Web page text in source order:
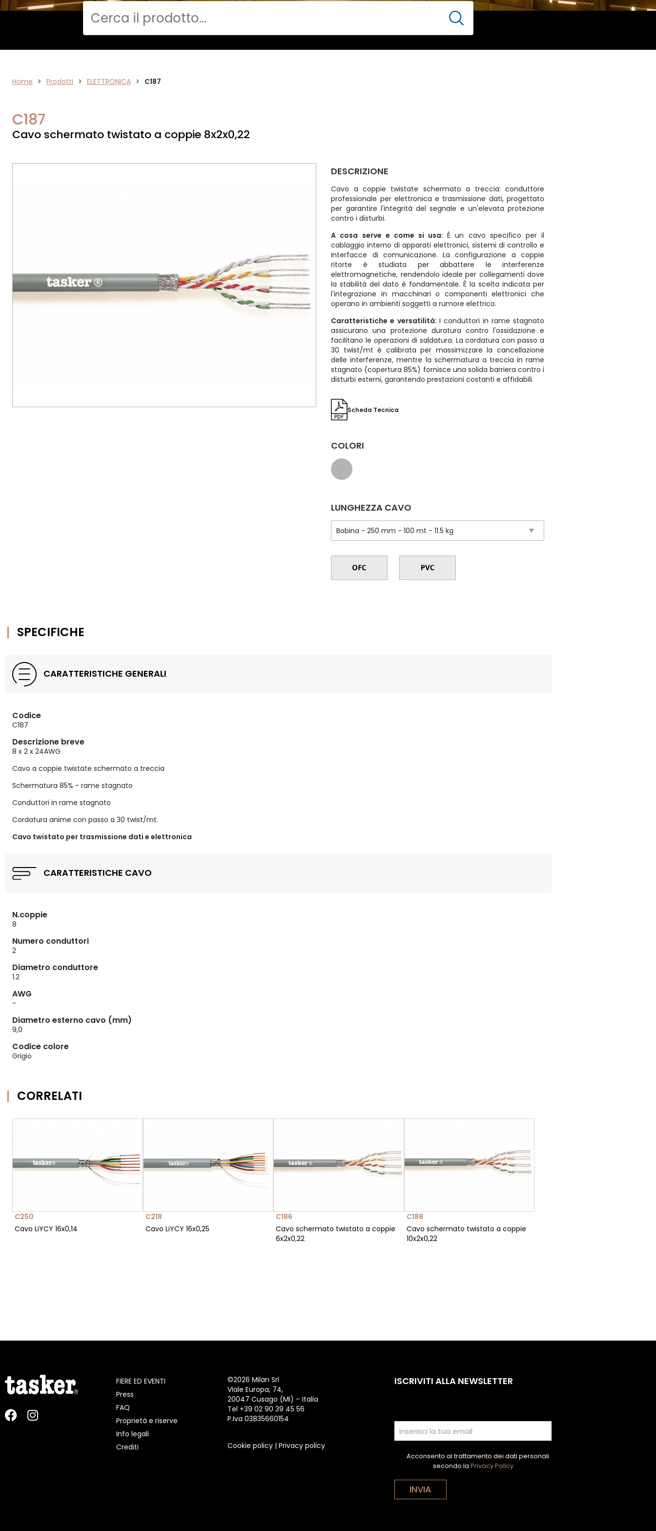
DATA
Cerca
Home > Prodotti > ELETTRONICA > C187
C187
Cavo schermato twistato a coppie 8x2x0,22
DESCRIZIONE
Cavo a coppie twistate schermato a treccia: conduttore
professionale per elettronica e trasmissione dati, progettato
per garantire l'integrità del segnale e un'elevata protezione
contro i disturbi.
A cosa serve e come si usa:È un cavo specifico per il
cablaggio interno di apparati elettronici, sistemi di controllo e
interfacce di comunicazione. La configurazione a coppie
ritorte è studiata per abbattere le interferenze
elettromagnetiche, rendendolo ideale per collegamenti dove
la stabilità del dato è fondamentale. È la scelta indicata per
l'integrazione in macchinari o componenti elettronici che
operano in ambienti soggetti a rumore elettrico.
Caratteristiche e versatilità: I conduttori in rame stagnato
assicurano una protezione duratura contro l'ossidazione e
facilitano le operazioni di saldatura. La cordatura con passo a
30 twist/mt è calibrata per massimizzare la cancellazione
delle interferenze, mentre la schermatura a treccia in rame
stagnato (copertura 85%) fornisce una solida barriera contro i
disturbi esterni, garantendo prestazioni costanti e affidabili.
Scheda Tecnica
COLORI
LUNGHEZZA CAVO
SPECIFICHE
CARATTERISTICHE GENERALI
Codice
C187
Descrizione breve
8 x 2 x 24AWG
Cavo a coppie twistate schermato a treccia
Schermatura 85% - rame stagnato
Conduttori in rame stagnato
Cordatura anime con passo a 30 twist/mt.
Cavo twistato per trasmissione dati e elettronica
CARATTERISTICHE CAVO
N.coppie
8
Numero conduttori
2
Diametro conduttore
1.2
AWG
-
Diametro esterno cavo (mm)
9,0
Codice colore
Grigio
CORRELATI
C250
Cavo LiYCY 16x0,14
C218
Cavo LiYCY 16x0,25
C186
Cavo schermato twistato a coppie
6x2x0,22
C188
Cavo schermato twistato a coppie
10x2x0,22
FIERE ED EVENTI
Press
FAQ
Proprietà e riserve
Info legali
Crediti
©2026 Milan Srl
Viale Europa, 74,
20047 Cusago (MI) – Italia
Tel +39 02 90 39 45 56
P.Iva 03835660154
Cookie policy | Privacy policy
ISCRIVITI ALLA NEWSLETTER
Acconsento al trattamento dei dati personali
secondo la Privacy Policy
INVIA